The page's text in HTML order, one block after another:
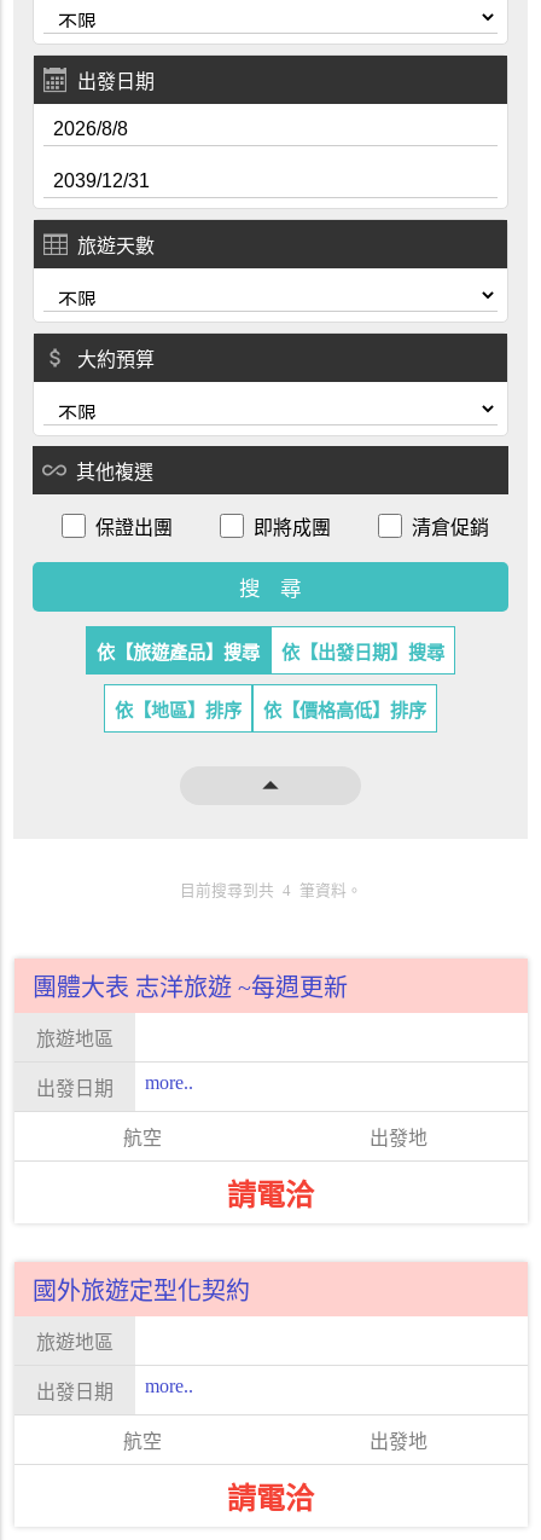
出發日期
旅遊天數
attach_money 大約預算
all_inclusive 其他複選
保證出團 即將成團 清倉促銷
依【旅遊產品】搜尋 依【出發日期】搜尋
依【地區】排序 依【價格高低】排序
arrow_drop_up
目前搜尋到共 4 筆資料。
團體大表 志洋旅遊 ~每週更新
more..
請電洽
國外旅遊定型化契約
more..
請電洽